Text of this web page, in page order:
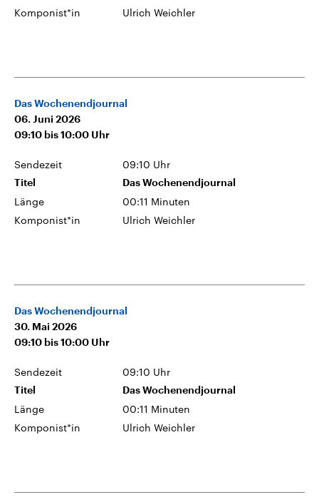
Komponist*in Ulrich Weichler
Das Wochenendjournal
06. Juni 2026
09:10 bis 10:00 Uhr
Sendezeit 09:10 Uhr
Titel Das Wochenendjournal
Länge
00:11 Minuten
Komponist*in
Ulrich Weichler
Das Wochenendjournal
30. Mai 2026
09:10 bis 10:00 Uhr
Sendezeit 09:10 Uhr
Titel Das Wochenendjournal
Länge
00:11 Minuten
Komponist*in
Ulrich Weichler